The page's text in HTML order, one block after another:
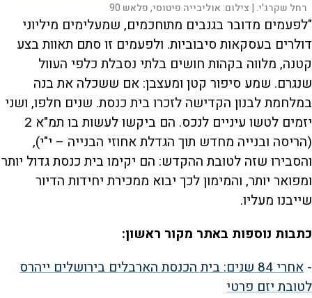
רחל שקרג'י. | צילום:אוליבייה פיטוסי, פלאש 90
"לפעמים מדובר בגנבים מתוחכמים, שמעלימים מיליוני
דולרים בעסקאות סיבוביות. ולפעמים זו סתם תאוות בצע
קטנה, מלווה בקהות חושים בלתי נסבלת כלפי העוול
שנגרם. שמע סיפור קטן ומעצבן: אם ששכלה את בנה
במלחמת לבנון הקדישה לזכרו בית כנסת. שנים חלפו, ושני
יזמים לטשו עיניים לנכס. הם ביקשו לעשות בו תמ"א 2
(הריסה ובנייה מחדש תוך הגדלת אחוזי הבנייה – י"י),
והסבירו שזה לטובת ההקדש: הם יקימו בית כנסת גדול יותר
ומפואר יותר, והמימון לכך יבוא ממכירת יחידות הדיור
שייבנו מעליו.
כתבות נוספות באתר מקור ראשון:
-
אחרי 84 שנים: בית הכנסת הארבלים בירושלים ייהרס
לטובת יזם פרטי